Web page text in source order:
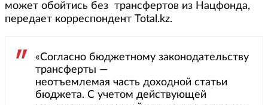
может обойтись без трансфертов из Нацфонда,
передает корреспондент Total.kz.
«Согласно бюджетному законодательству
трансферты —
неотъемлемая часть доходной статьи
бюджета. С учетом действующей